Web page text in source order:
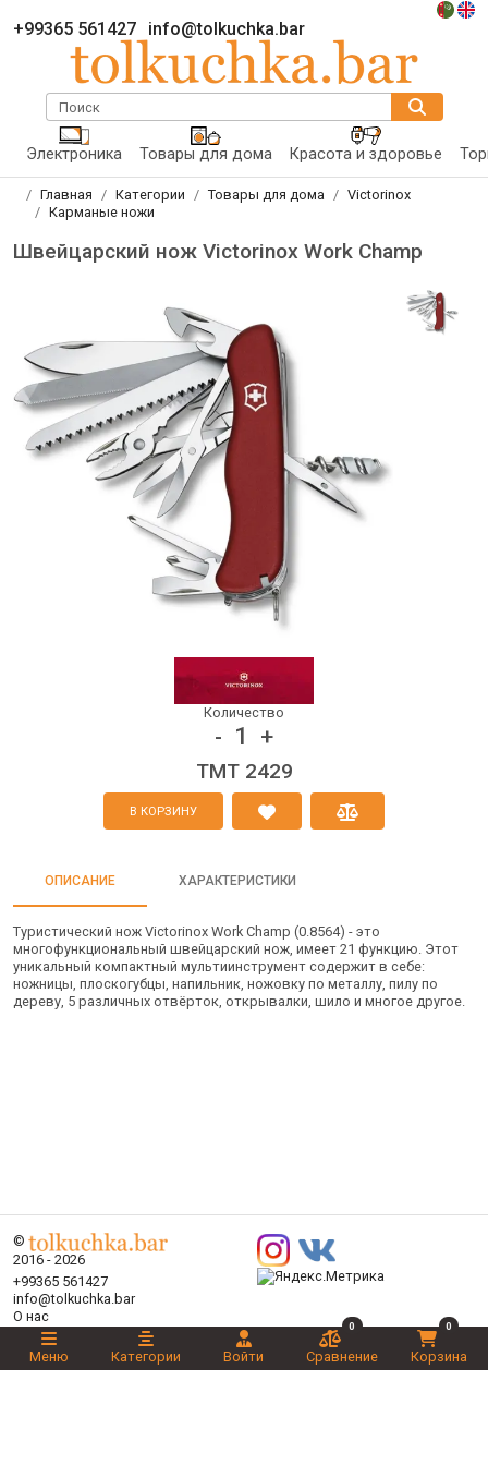
+99365 561427 info@tolkuchka.bar
Поиск
Электроника Товары для дома Красота и здоровье
Главная Категории Товары для дома
Victorinox
Карманые ножи
Швейцарский нож Victorinox Work Champ
Количество
- 1 +
TMT 2429
В КОРЗИНУ
ОПИСАНИЕ ХАРАКТЕРИСТИКИ
Туристический нож Victorinox Work Champ (0.8564) - это
многофункциональный швейцарский нож, имеет 21 функцию. Этот
уникальный компактный мультиинструмент содержит в себе:
ножницы, плоскогубцы, напильник, ножовку по металлу, пилу по
дереву, 5 различных отвёрток, открывалки, шило и многое другое.
©
2016 - 2026
+99365 561427
info@tolkuchka.bar
О нас
Доставка
Статьи
Бренды
Меню Категории Войти
0
Сравнение
0
Корзина